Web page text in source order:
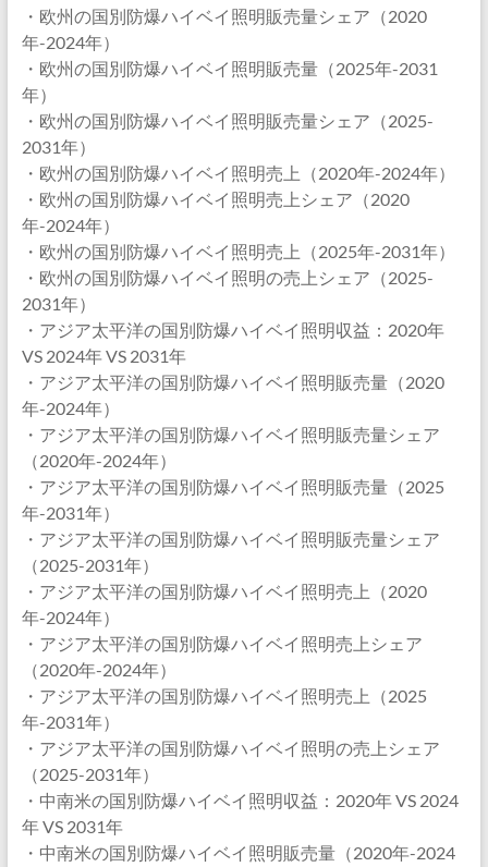
・欧州の国別防爆ハイベイ照明販売量シェア（2020
年-2024年）
・欧州の国別防爆ハイベイ照明販売量（2025年-2031
年）
・欧州の国別防爆ハイベイ照明販売量シェア（2025-
2031年）
・欧州の国別防爆ハイベイ照明売上（2020年-2024年）
・欧州の国別防爆ハイベイ照明売上シェア（2020
年-2024年）
・欧州の国別防爆ハイベイ照明売上（2025年-2031年）
・欧州の国別防爆ハイベイ照明の売上シェア（2025-
2031年）
・アジア太平洋の国別防爆ハイベイ照明収益：2020年
VS 2024年 VS 2031年
・アジア太平洋の国別防爆ハイベイ照明販売量（2020
年-2024年）
・アジア太平洋の国別防爆ハイベイ照明販売量シェア
（2020年-2024年）
・アジア太平洋の国別防爆ハイベイ照明販売量（2025
年-2031年）
・アジア太平洋の国別防爆ハイベイ照明販売量シェア
（2025-2031年）
・アジア太平洋の国別防爆ハイベイ照明売上（2020
年-2024年）
・アジア太平洋の国別防爆ハイベイ照明売上シェア
（2020年-2024年）
・アジア太平洋の国別防爆ハイベイ照明売上（2025
年-2031年）
・アジア太平洋の国別防爆ハイベイ照明の売上シェア
（2025-2031年）
・中南米の国別防爆ハイベイ照明収益：2020年 VS 2024
年 VS 2031年
・中南米の国別防爆ハイベイ照明販売量（2020年-2024